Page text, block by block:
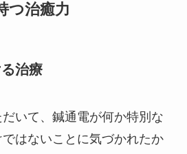
つ治癒力
治療
いて、鍼通電が何か特別な
はないことに気づかれたか